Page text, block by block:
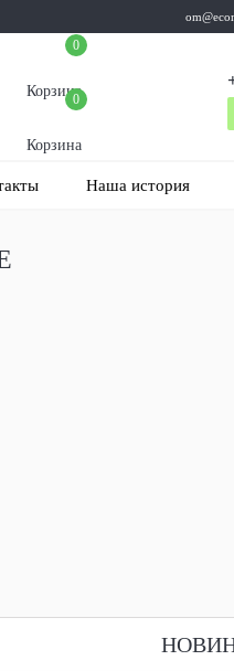
0
Корзина
0
Корзина
Наша история